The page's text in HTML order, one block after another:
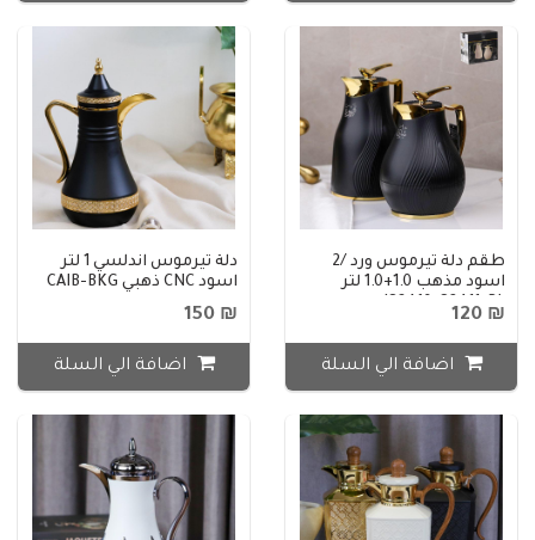
طقم دلة تيرموس ورد /2
اسود مذهب 1.0+1.0 لتر
I82410-82411-BL
₪ 120
اضافة الي السلة
دلة تيرموس اندلسي 1 لتر
اسود CNC ذهبي CAIB-BKG
₪ 150
اضافة الي السلة